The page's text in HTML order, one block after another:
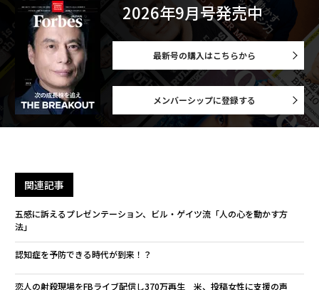
2026年9月号発売中
最新号の購入はこちらから
メンバーシップに登録する
関連記事
五感に訴えるプレゼンテーション、ビル・ゲイツ流「人の心を動かす方
法」
認知症を予防できる時代が到来！？
恋人の射殺現場をFBライブ配信し370万再生 米、投稿女性に支援の声